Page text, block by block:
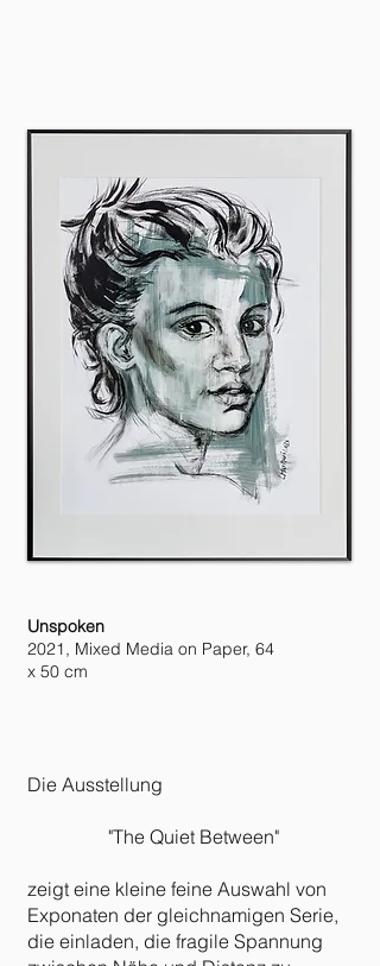
Unspoken
2021, Mixed Media on Paper, 64
x 50 cm
Die Ausstellung
"The Quiet Between"
zeigt eine kleine feine Auswahl von
Exponaten der gleichnamigen Serie,
die einladen, die fragile Spannung